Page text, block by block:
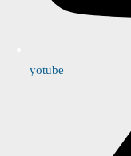
yotube